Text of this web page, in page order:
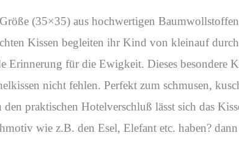
(35×35) aus hochwertigen
Kissen begleiten ihr Kind von kleinauf
Erinnerung für die Ewigkeit. Dieses besondere
nicht fehlen. Perfekt zum schmusen,
praktischen Hotelverschluß lässt sich das
wie z.B. den Esel, Elefant etc. haben?